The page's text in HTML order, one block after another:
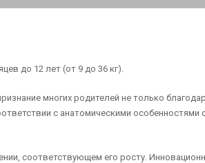
до 12 лет (от 9 до 36 кг).
многих родителей не только
с анатомическими особенностями
соответствующем его росту.